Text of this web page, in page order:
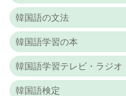
韓国語の文法
韓国語学習の本
韓国語学習テレビ・ラジオ
韓国語検定